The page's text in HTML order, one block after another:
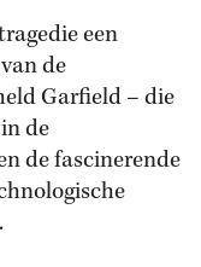
een
de
Garfield – die
de
de fascinerende